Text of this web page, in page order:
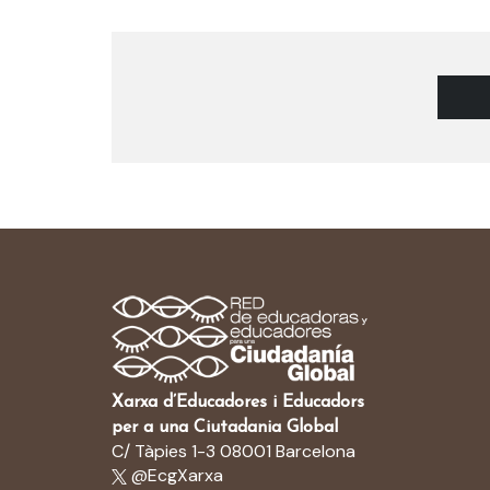
Xarxa d’Educadores i Educadors
per a una Ciutadania Global
C/ Tàpies 1-3 08001 Barcelona
@EcgXarxa